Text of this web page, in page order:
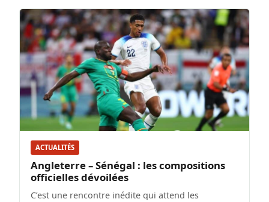
ACTUALITÉS
Angleterre – Sénégal : les compositions
officielles dévoilées
C’est une rencontre inédite qui attend les